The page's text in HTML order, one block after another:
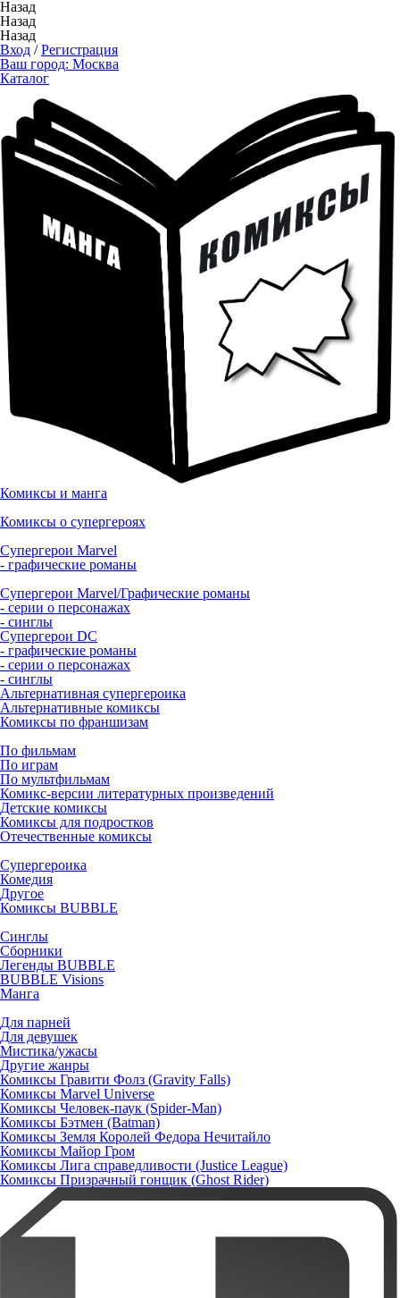
Назад
Назад
Назад
Вход /Регистрация
Ваш город: Москва
Каталог
Комиксы и манга
Комиксы о супергероях
Супергерои Marvel
- графические романы
Супергерои Marvel/Графические романы
- серии о персонажах
- синглы
Супергерои DC
- графические романы
- серии о персонажах
- синглы
Альтернативная супергероика
Альтернативные комиксы
Комиксы по франшизам
По фильмам
По играм
По мультфильмам
Комикс-версии литературных произведений
Детские комиксы
Комиксы для подростков
Отечественные комиксы
Супергероика
Комедия
Другое
Комиксы BUBBLE
Синглы
Сборники
Легенды BUBBLE
BUBBLE Visions
Манга
Для парней
Для девушек
Мистика/ужасы
Другие жанры
Комиксы Гравити Фолз (Gravity Falls)
Комиксы Marvel Universe
Комиксы Человек-паук (Spider-Man)
Комиксы Бэтмен (Batman)
Комиксы Земля Королей Федора Нечитайло
Комиксы Майор Гром
Комиксы Лига справедливости (Justice League)
Комиксы Призрачный гонщик (Ghost Rider)